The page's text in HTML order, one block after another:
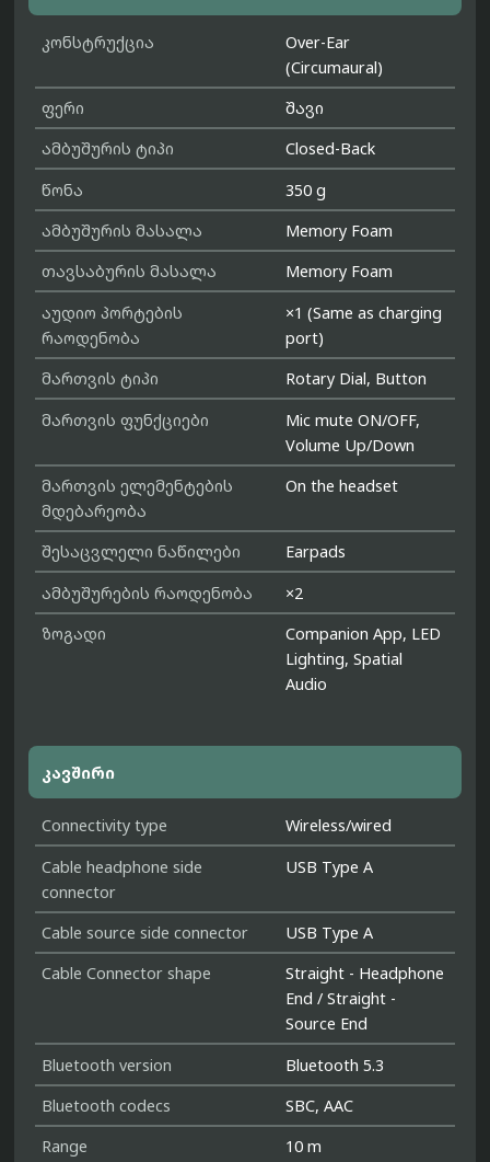
კონსტრუქცია
Over-Ear
(Circumaural)
ფერი
შავი
ამბუშურის ტიპი
Closed-Back
წონა
350 g
ამბუშურის მასალა
Memory Foam
თავსაბურის მასალა
Memory Foam
აუდიო პორტების
რაოდენობა
×1 (Same as charging
port)
მართვის ტიპი
Rotary Dial, Button
მართვის ფუნქციები
Mic mute ON/OFF,
Volume Up/Down
მართვის ელემენტების
მდებარეობა
On the headset
შესაცვლელი ნაწილები
Earpads
ამბუშურების რაოდენობა
×2
ზოგადი
Companion App, LED
Lighting, Spatial
Audio
კავშირი
Connectivity type
Wireless/wired
Cable headphone side
connector
USB Type A
Cable source side connector
USB Type A
Cable Connector shape
Straight - Headphone
End / Straight -
Source End
Bluetooth version
Bluetooth 5.3
Bluetooth codecs
SBC, AAC
Range
10 m